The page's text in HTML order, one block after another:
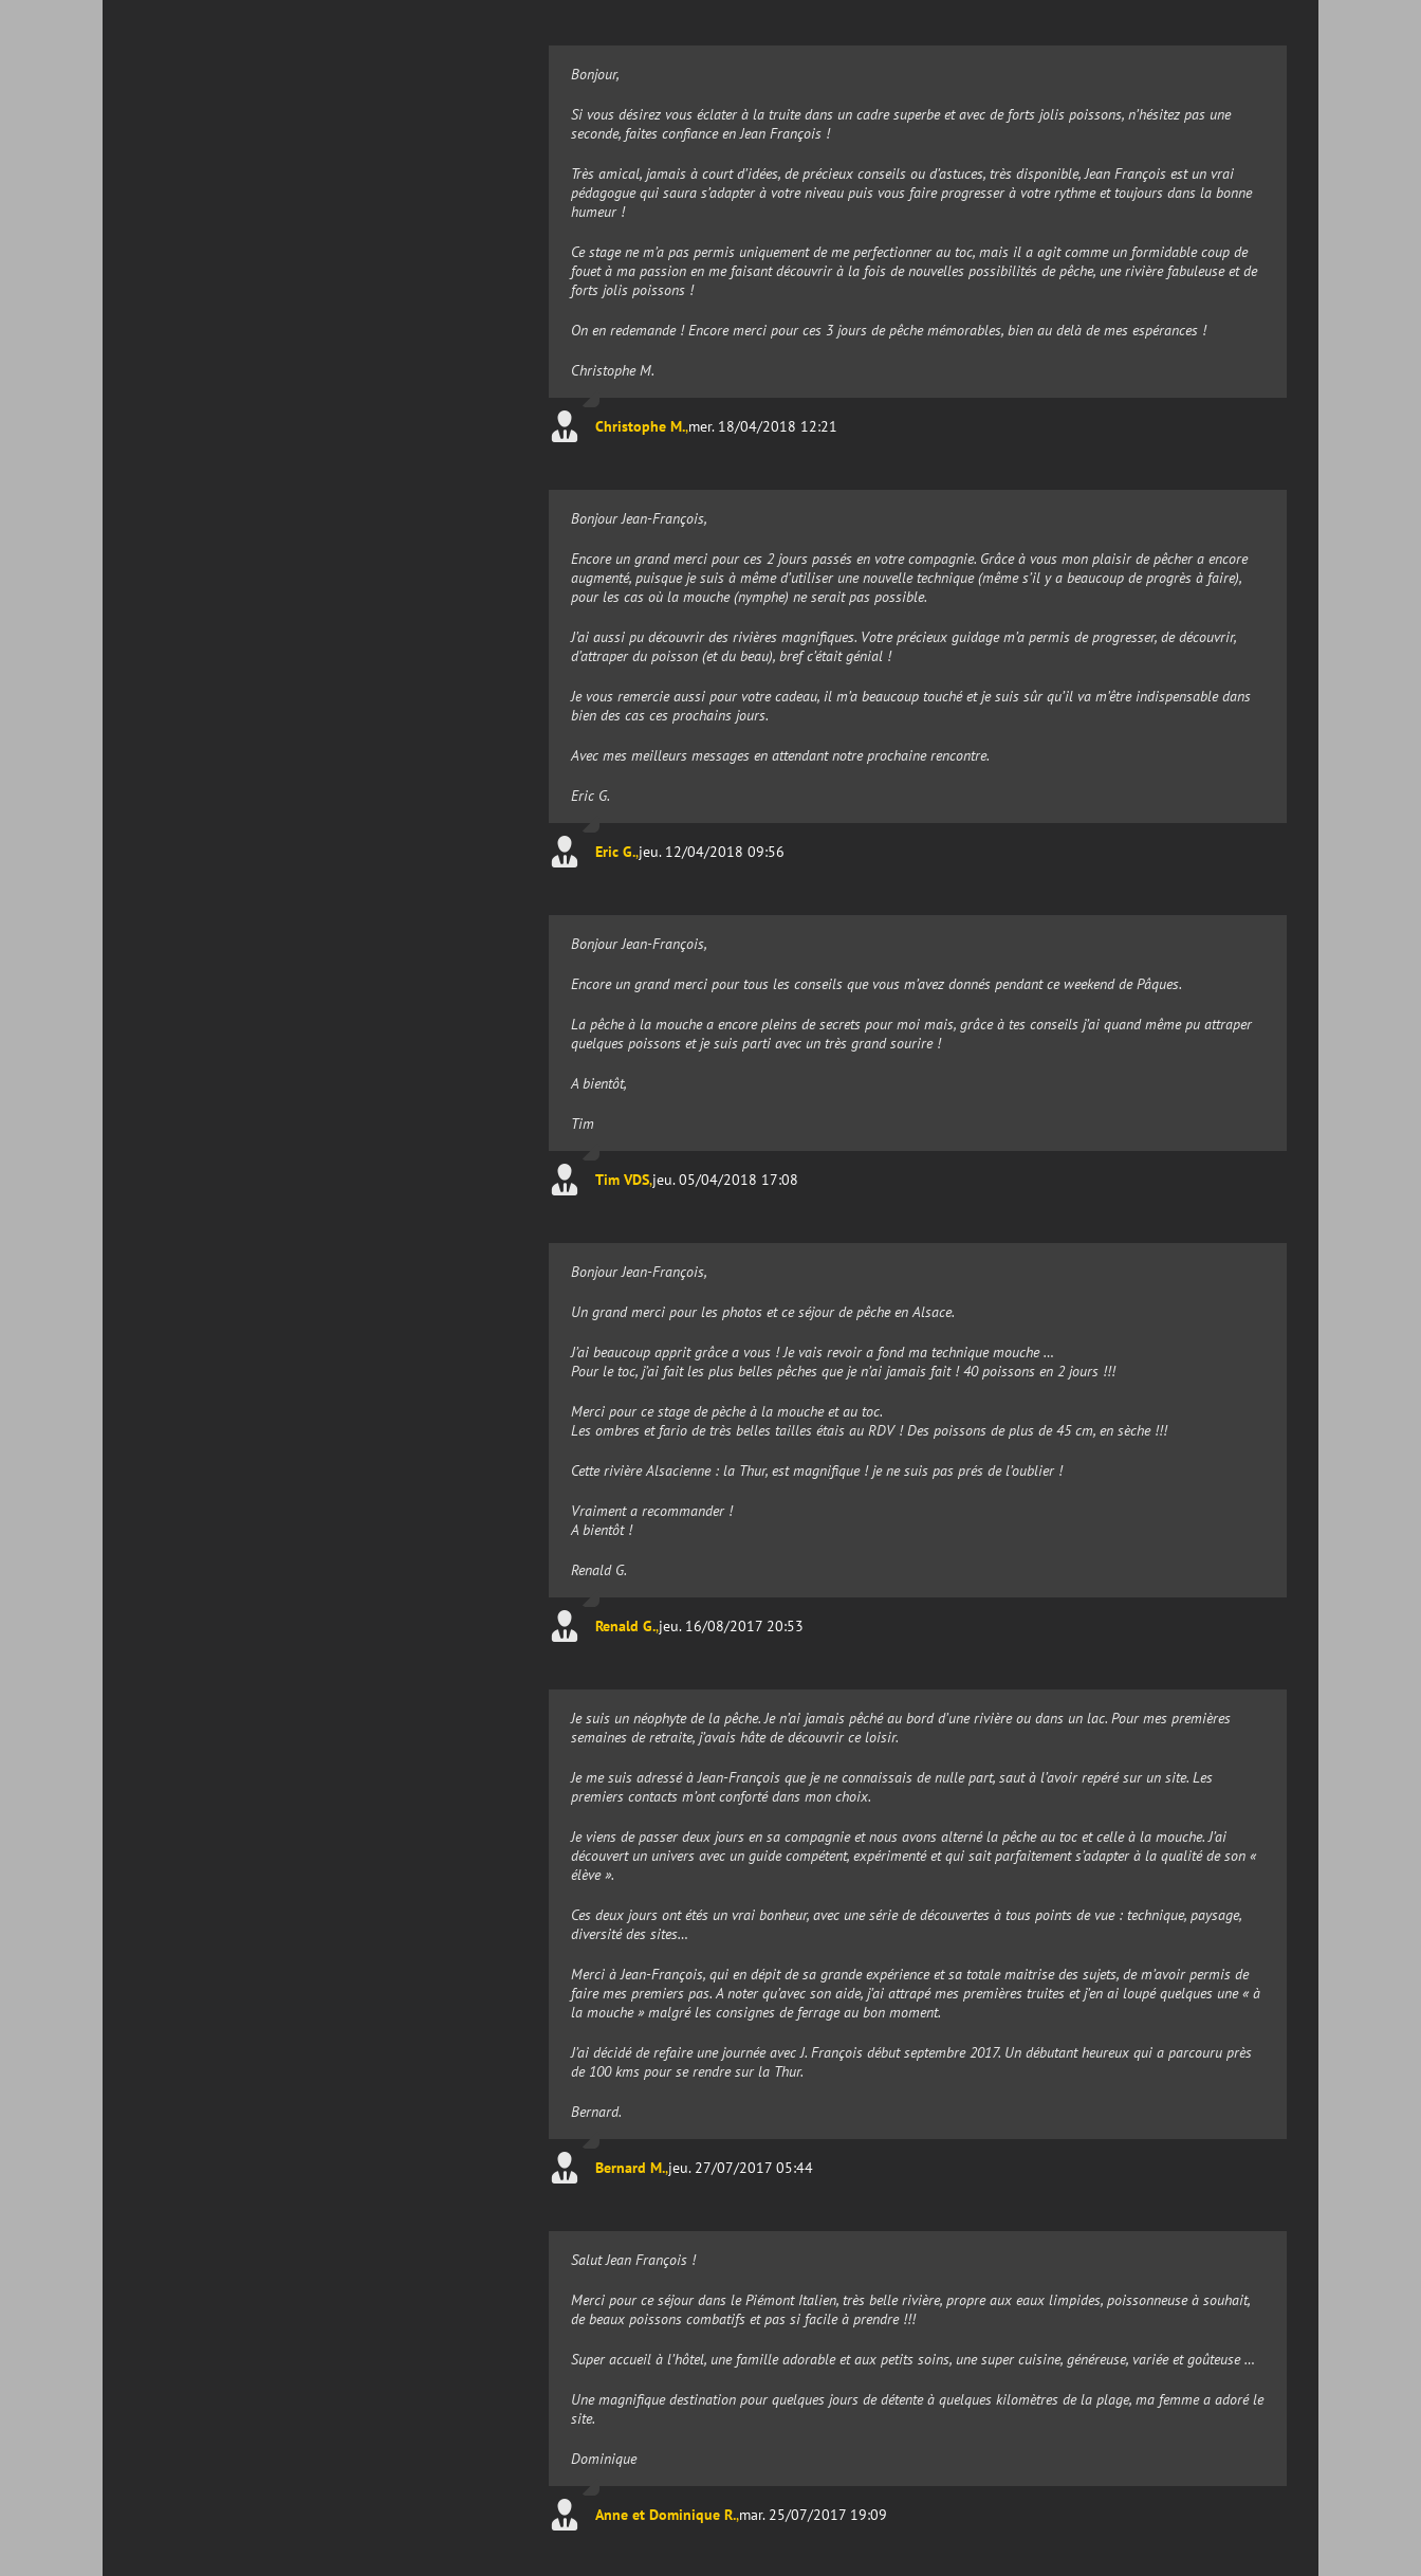
Bonjour,
Si vous désirez vous éclater à la truite dans un cadre superbe et avec de forts jolis poissons, n’hésitez pas une
seconde, faites confiance en Jean François !
Très amical, jamais à court d’idées, de précieux conseils ou d’astuces, très disponible, Jean François est un vrai
pédagogue qui saura s’adapter à votre niveau puis vous faire progresser à votre rythme et toujours dans la bonne
humeur !
Ce stage ne m’a pas permis uniquement de me perfectionner au toc, mais il a agit comme un formidable coup de
fouet à ma passion en me faisant découvrir à la fois de nouvelles possibilités de pêche, une rivière fabuleuse et de
forts jolis poissons !
On en redemande ! Encore merci pour ces 3 jours de pêche mémorables, bien au delà de mes espérances !
Christophe M.
Christophe M.,mer. 18/04/2018 12:21
Bonjour Jean-François,
Encore un grand merci pour ces 2 jours passés en votre compagnie. Grâce à vous mon plaisir de pêcher a encore
augmenté, puisque je suis à même d’utiliser une nouvelle technique (même s’il y a beaucoup de progrès à faire),
pour les cas où la mouche (nymphe) ne serait pas possible.
J’ai aussi pu découvrir des rivières magnifiques. Votre précieux guidage m’a permis de progresser, de découvrir,
d’attraper du poisson (et du beau), bref c’était génial !
Je vous remercie aussi pour votre cadeau, il m’a beaucoup touché et je suis sûr qu’il va m’être indispensable dans
bien des cas ces prochains jours.
Avec mes meilleurs messages en attendant notre prochaine rencontre.
Eric G.
Eric G.,jeu. 12/04/2018 09:56
Bonjour Jean-François,
Encore un grand merci pour tous les conseils que vous m’avez donnés pendant ce weekend de Pâques.
La pêche à la mouche a encore pleins de secrets pour moi mais, grâce à tes conseils j’ai quand même pu attraper
quelques poissons et je suis parti avec un très grand sourire !
A bientôt,
Tim
Tim VDS,jeu. 05/04/2018 17:08
Bonjour Jean-François,
Un grand merci pour les photos et ce séjour de pêche en Alsace.
J’ai beaucoup apprit grâce a vous ! Je vais revoir a fond ma technique mouche …
Pour le toc, j’ai fait les plus belles pêches que je n’ai jamais fait ! 40 poissons en 2 jours !!!
Merci pour ce stage de pèche à la mouche et au toc.
Les ombres et fario de très belles tailles étais au RDV ! Des poissons de plus de 45 cm, en sèche !!!
Cette rivière Alsacienne : la Thur, est magnifique ! je ne suis pas prés de l’oublier !
Vraiment a recommander !
A bientôt !
Renald G.
Renald G.,jeu. 16/08/2017 20:53
Je suis un néophyte de la pêche. Je n’ai jamais pêché au bord d’une rivière ou dans un lac. Pour mes premières
semaines de retraite, j’avais hâte de découvrir ce loisir.
Je me suis adressé à Jean-François que je ne connaissais de nulle part, saut à l’avoir repéré sur un site. Les
premiers contacts m’ont conforté dans mon choix.
Je viens de passer deux jours en sa compagnie et nous avons alterné la pêche au toc et celle à la mouche. J’ai
découvert un univers avec un guide compétent, expérimenté et qui sait parfaitement s’adapter à la qualité de son «
élève ».
Ces deux jours ont étés un vrai bonheur, avec une série de découvertes à tous points de vue : technique, paysage,
diversité des sites…
Merci à Jean-François, qui en dépit de sa grande expérience et sa totale maitrise des sujets, de m’avoir permis de
faire mes premiers pas. A noter qu’avec son aide, j’ai attrapé mes premières truites et j’en ai loupé quelques une « à
la mouche » malgré les consignes de ferrage au bon moment.
J’ai décidé de refaire une journée avec J. François début septembre 2017. Un débutant heureux qui a parcouru près
de 100 kms pour se rendre sur la Thur.
Bernard.
Bernard M.,jeu. 27/07/2017 05:44
Salut Jean François !
Merci pour ce séjour dans le Piémont Italien, très belle rivière, propre aux eaux limpides, poissonneuse à souhait,
de beaux poissons combatifs et pas si facile à prendre !!!
Super accueil à l’hôtel, une famille adorable et aux petits soins, une super cuisine, généreuse, variée et goûteuse …
Une magnifique destination pour quelques jours de détente à quelques kilomètres de la plage, ma femme a adoré le
site.
Dominique
Anne et Dominique R.,mar. 25/07/2017 19:09